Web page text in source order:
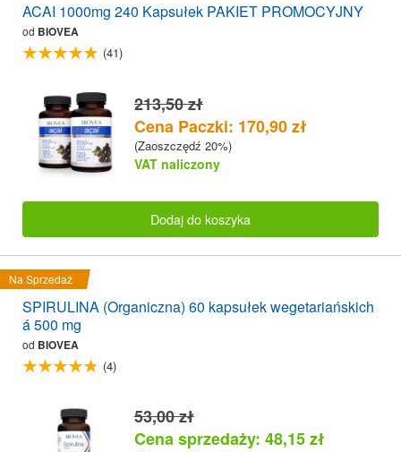
ACAI 1000mg 240 Kapsułek PAKIET PROMOCYJNY
od BIOVEA
(41)
213,50 zł
Cena Paczki: 170,90 zł
(Zaoszczędź 20%)
VAT naliczony
Dodaj do koszyka
Na Sprzedaż
SPIRULINA (Organiczna) 60 kapsułek wegetariańskich
á 500 mg
od BIOVEA
(4)
53,00 zł
Cena sprzedaży: 48,15 zł